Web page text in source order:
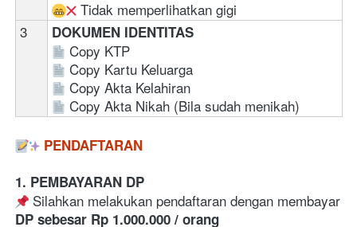
Tidak memperlihatkan gigi
3
DOKUMEN IDENTITAS
Copy KTP
Copy Kartu Keluarga
Copy Akta Kelahiran
Copy Akta Nikah (Bila sudah menikah)
PENDAFTARAN
1. PEMBAYARAN DP
DP sebesar Rp 1.000.000 / orang